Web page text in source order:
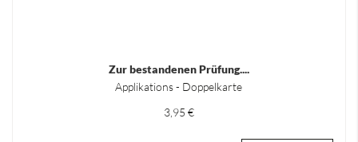
Zur bestandenen Prüfung....
Applikations - Doppelkarte
3,95 €